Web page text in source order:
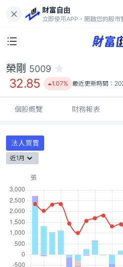
財富自由
立即使用APP，開啟您的股市
32.85
1.07%
榮剛 5009
32.85 1.07% 最近更新時間：
個股概覽 財務報表
法人買賣
近1月